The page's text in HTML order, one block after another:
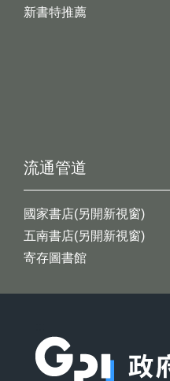
新書特推薦
流通管道
國家書店(另開新視窗)
五南書店(另開新視窗)
寄存圖書館